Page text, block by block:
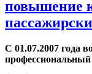
повышение
С 01.07.2007 года